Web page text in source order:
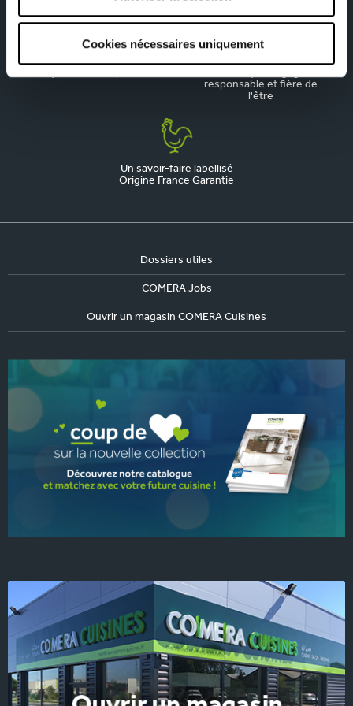
Cookies nécessaires uniquement
responsable et fière de
l'être
Un savoir-faire labellisé
Origine France Garantie
Dossiers utiles
COMERA Jobs
Ouvrir un magasin COMERA Cuisines